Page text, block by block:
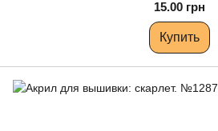
15.00 грн
Купить